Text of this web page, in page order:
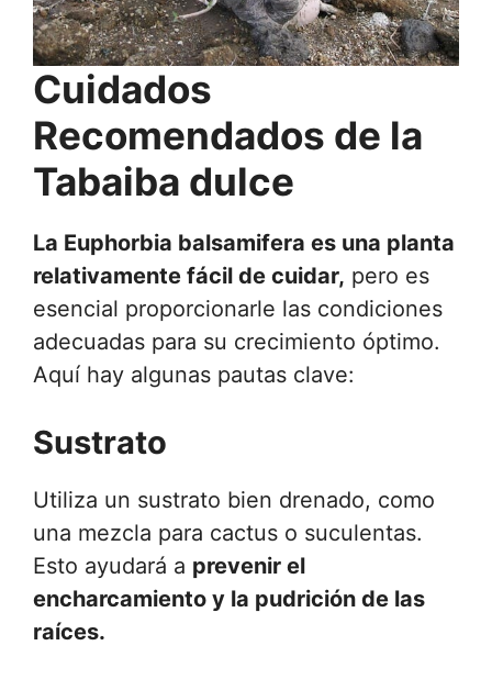
Cuidados
Recomendados de la
Tabaiba dulce
La Euphorbia balsamifera es una planta
relativamente fácil de cuidar, pero es
esencial proporcionarle las condiciones
adecuadas para su crecimiento óptimo.
Aquí hay algunas pautas clave:
Sustrato
Utiliza un sustrato bien drenado, como
una mezcla para cactus o suculentas.
Esto ayudará a prevenir el
encharcamiento y la pudrición de las
raíces.